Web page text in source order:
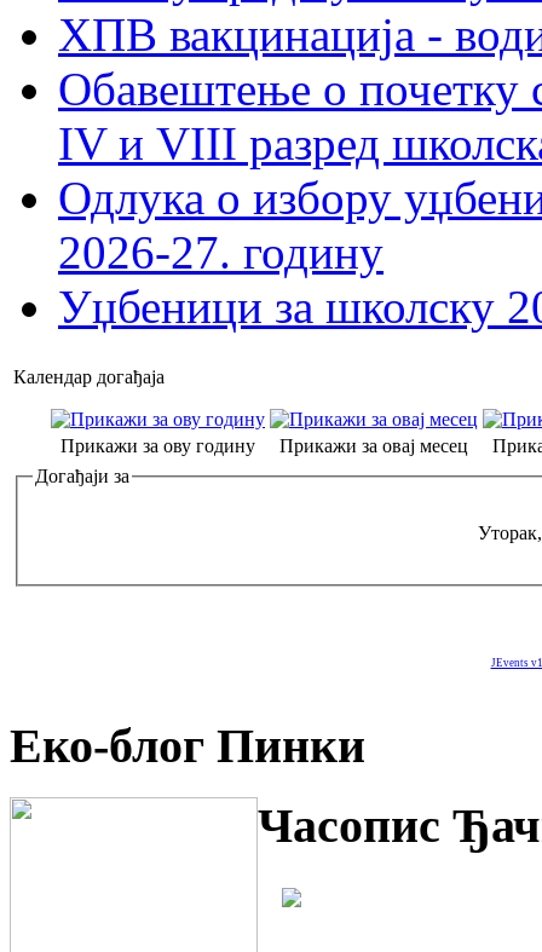
ХПВ вакцинација -
Обавештење о почетку
IV и VIII разред
Одлука о избору
2026-27. годину
Уџбеници за школску
Календар догађаја
Прикажи за ову годину Прикажи за овај месец
Догађаји за
JEvents
Еко-блог Пинки
Часопис